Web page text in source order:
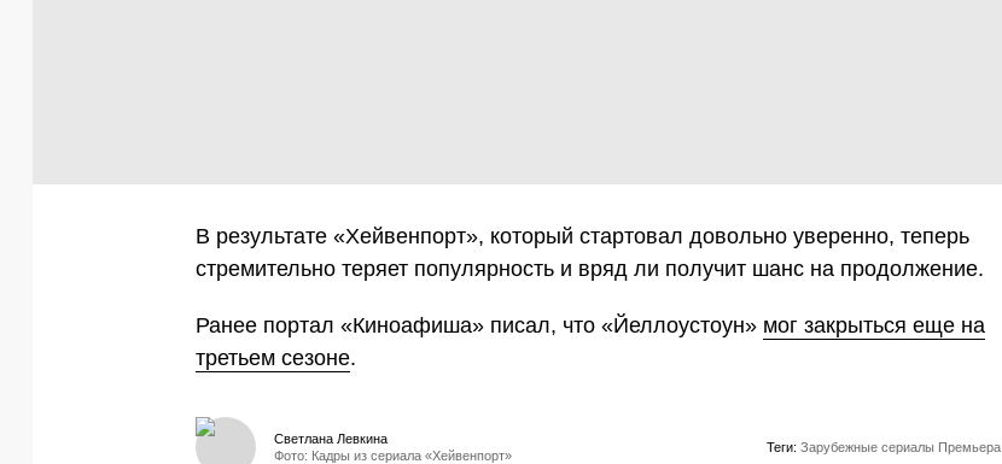
В результате «Хейвенпорт», который стартовал довольно уверенно, теперь
стремительно теряет популярность и вряд ли получит шанс на продолжение.
Ранее портал «Киноафиша» писал, что «Йеллоустоун» мог закрыться еще на
третьем сезоне.
Фото: Кадры из сериала «Хейвенпорт»
Светлана Левкина
Теги: Зарубежные сериалы Премьера